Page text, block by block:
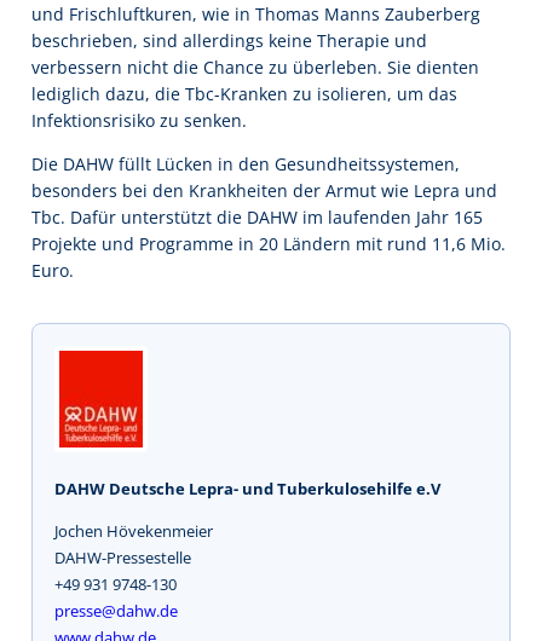
und Frischluftkuren, wie in Thomas Manns Zauberberg
beschrieben, sind allerdings keine Therapie und
verbessern nicht die Chance zu überleben. Sie dienten
lediglich dazu, die Tbc-Kranken zu isolieren, um das
Infektionsrisiko zu senken.
Die DAHW füllt Lücken in den Gesundheitssystemen,
besonders bei den Krankheiten der Armut wie Lepra und
Tbc. Dafür unterstützt die DAHW im laufenden Jahr 165
Projekte und Programme in 20 Ländern mit rund 11,6 Mio.
Euro.
DAHW Deutsche Lepra- und Tuberkulosehilfe e.V
Jochen Hövekenmeier
DAHW-Pressestelle
+49 931 9748-130
presse@dahw.de